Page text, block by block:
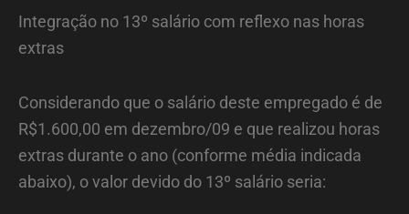
Integração no 13º salário com reflexo nas horas
extras
Considerando que o salário deste empregado é de
R$1.600,00 em dezembro/09 e que realizou horas
extras durante o ano (conforme média indicada
abaixo), o valor devido do 13º salário seria: